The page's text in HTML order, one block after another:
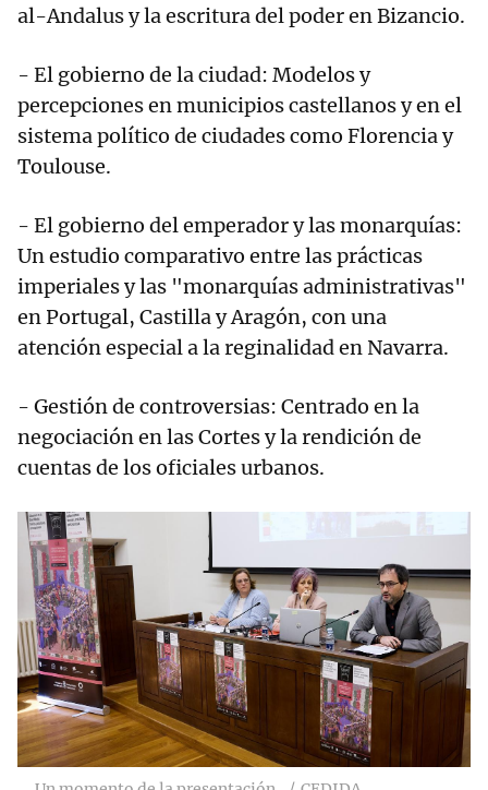
al-Andalus y la escritura del poder en Bizancio.
- El gobierno de la ciudad: Modelos y
percepciones en municipios castellanos y en el
sistema político de ciudades como Florencia y
Toulouse.
- El gobierno del emperador y las monarquías:
Un estudio comparativo entre las prácticas
imperiales y las "monarquías administrativas"
en Portugal, Castilla y Aragón, con una
atención especial a la reginalidad en Navarra.
- Gestión de controversias: Centrado en la
negociación en las Cortes y la rendición de
cuentas de los oficiales urbanos.